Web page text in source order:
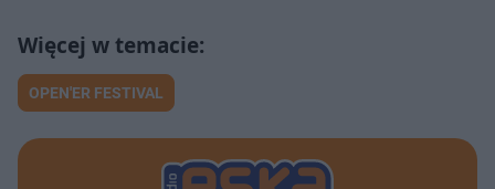
OPEN'ER FESTIVAL